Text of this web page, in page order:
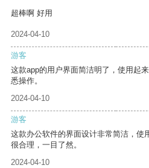
超棒啊 好用
2024-04-10
游客
这款app的用户界面简洁明了，使用起
悉操作。
2024-04-10
游客
这款办公软件的界面设计非常简洁，使
很合理，一目了然。
2024-04-10